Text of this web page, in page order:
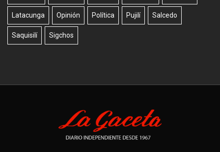
Latacunga Opinión Política Pujilí Salcedo
Saquisilí Sigchos